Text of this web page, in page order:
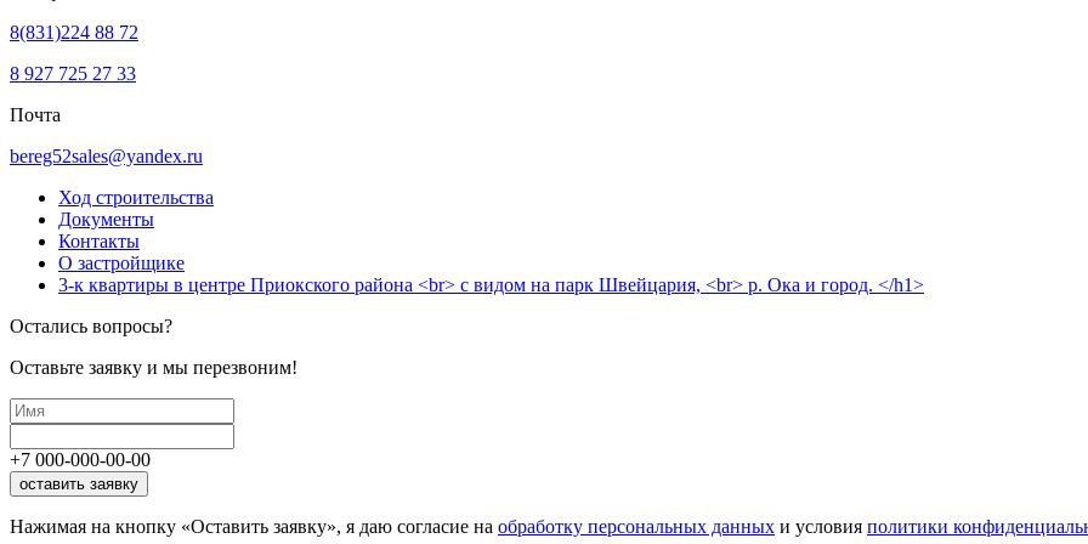
8(831)224 88 72
8 927 725 27 33
Почта
bereg52sales@yandex.ru
Ход строительства
Документы
Контакты
О застройщике
3-к квартиры в центре Приокского района <br> с видом на парк Швейцария, <br> р. Ока и город. </h1>
Остались вопросы?
Оставьте заявку и мы перезвоним!
+7 000-000-00-00
оставить заявку
Нажимая на кнопку «Оставить заявку», я даю согласие на обработку персональных данных и условия политики